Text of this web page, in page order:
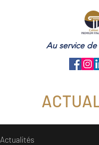
Au service
Actualités